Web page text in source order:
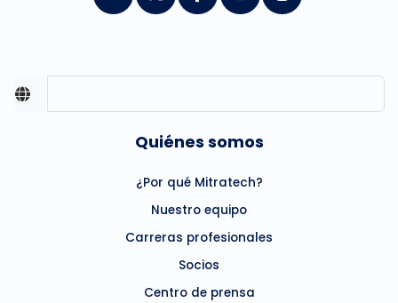
Quiénes somos
¿Por qué Mitratech?
Nuestro equipo
Carreras profesionales
Socios
Centro de prensa